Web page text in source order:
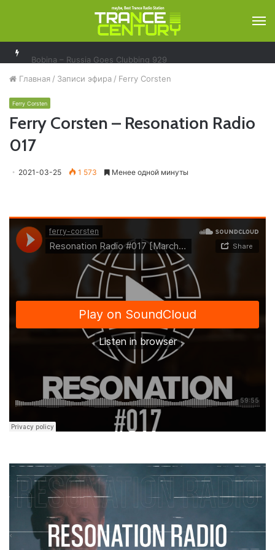
Главная / Записи эфира / Ferry Corsten
Ferry Corsten
Ferry Corsten – Resonation Radio
017
2021-03-25 1 573 Менее одной минуты